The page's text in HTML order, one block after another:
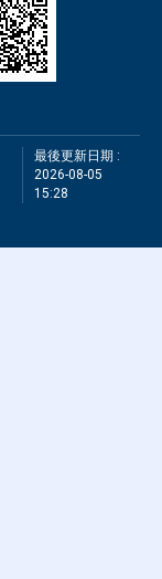
最後更新日期 :
2026-08-05
15:28